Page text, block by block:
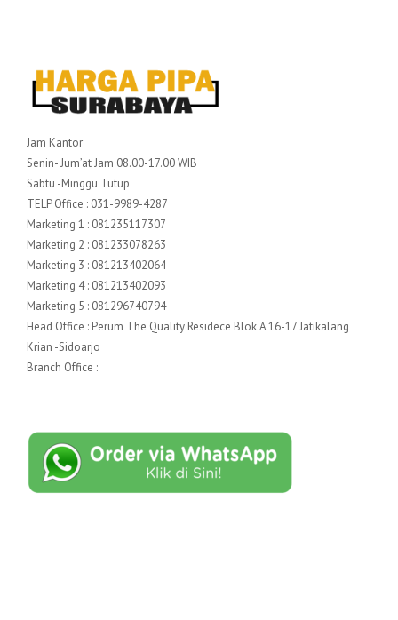
Jam Kantor
Senin- Jum’at Jam 08.00-17.00 WIB
Sabtu -Minggu Tutup
TELP Office : 031-9989-4287
Marketing 1 : 081235117307
Marketing 2 : 081233078263
Marketing 3 : 081213402064
Marketing 4 : 081213402093
Marketing 5 : 081296740794
Head Office : Perum The Quality Residece Blok A 16-17 Jatikalang
Krian -Sidoarjo
Branch Office :